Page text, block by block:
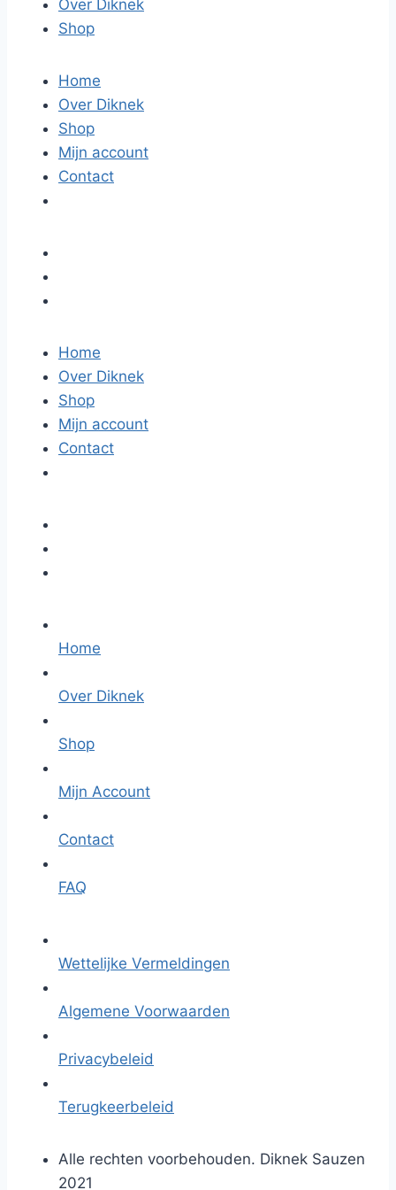
Over Diknek
Shop
Home
Over Diknek
Shop
Mijn account
Contact
Home
Over Diknek
Shop
Mijn account
Contact
Home
Over Diknek
Shop
Mijn Account
Contact
FAQ
Wettelijke Vermeldingen
Algemene Voorwaarden
Privacybeleid
Terugkeerbeleid
Alle rechten voorbehouden. Diknek Sauzen
2021